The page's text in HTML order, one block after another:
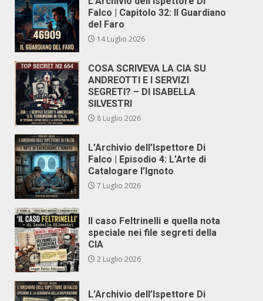
Falco | Capitolo 32: Il Guardiano
del Faro
14 Luglio 2026
COSA SCRIVEVA LA CIA SU
ANDREOTTI E I SERVIZI
SEGRETI? – DI ISABELLA
SILVESTRI
8 Luglio 2026
L’Archivio dell’Ispettore Di
Falco | Episodio 4: L’Arte di
Catalogare l’Ignoto
7 Luglio 2026
Il caso Feltrinelli e quella nota
speciale nei file segreti della
CIA
2 Luglio 2026
L’Archivio dell’Ispettore Di